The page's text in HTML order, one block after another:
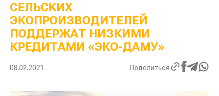
СЕЛЬСКИХ
ЭКОПРОИЗВОДИТЕЛЕЙ
ПОДДЕРЖАТ НИЗКИМИ
КРЕДИТАМИ «ЭКО-ДАМУ»
08.02.2021 Поделиться